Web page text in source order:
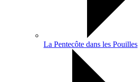
La Pentecôte dans les Pouilles